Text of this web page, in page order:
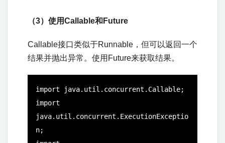
（3）使用Callable和Future
Callable接口类似于Runnable，但可以返回一个
结果并抛出异常。使用Future来获取结果。
import java.util.concurrent.Callable;
import
java.util.concurrent.ExecutionExceptio
n;